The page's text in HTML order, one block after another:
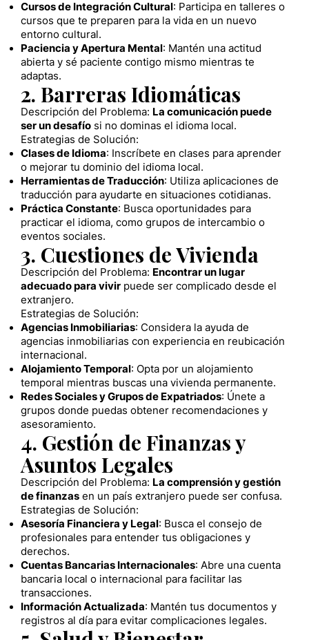
Cursos de Integración Cultural: Participa en talleres o
cursos que te preparen para la vida en un nuevo
entorno cultural.
Paciencia y Apertura Mental: Mantén una actitud
abierta y sé paciente contigo mismo mientras te
adaptas.
2. Barreras Idiomáticas
Descripción del Problema: La comunicación puede
ser un desafío si no dominas el idioma local.
Estrategias de Solución:
Clases de Idioma: Inscríbete en clases para aprender
o mejorar tu dominio del idioma local.
Herramientas de Traducción: Utiliza aplicaciones de
traducción para ayudarte en situaciones cotidianas.
Práctica Constante: Busca oportunidades para
practicar el idioma, como grupos de intercambio o
eventos sociales.
3. Cuestiones de Vivienda
Descripción del Problema: Encontrar un lugar
adecuado para vivir puede ser complicado desde el
extranjero.
Estrategias de Solución:
Agencias Inmobiliarias: Considera la ayuda de
agencias inmobiliarias con experiencia en reubicación
internacional.
Alojamiento Temporal: Opta por un alojamiento
temporal mientras buscas una vivienda permanente.
Redes Sociales y Grupos de Expatriados: Únete a
grupos donde puedas obtener recomendaciones y
asesoramiento.
4. Gestión de Finanzas y
Asuntos Legales
Descripción del Problema: La comprensión y gestión
de finanzas en un país extranjero puede ser confusa.
Estrategias de Solución:
Asesoría Financiera y Legal: Busca el consejo de
profesionales para entender tus obligaciones y
derechos.
Cuentas Bancarias Internacionales: Abre una cuenta
bancaria local o internacional para facilitar las
transacciones.
Información Actualizada: Mantén tus documentos y
registros al día para evitar complicaciones legales.